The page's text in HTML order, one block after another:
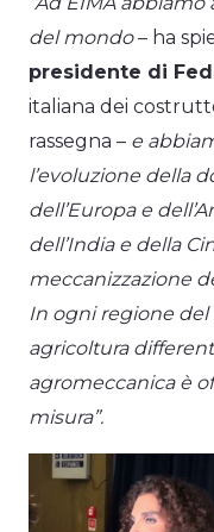
del mondo– ha
presidente di
italiana dei
rassegna – e
l’evoluzione della
dell’Europa e
dell’India e della
meccanizzazione
In ogni regione
agricoltura
agromeccanica è
misura”.